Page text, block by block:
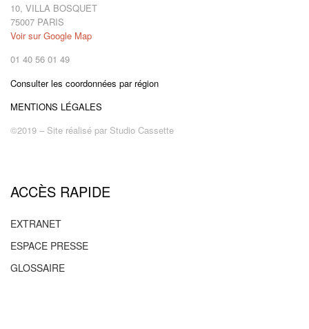
10, VILLA BOSQUET
75007 PARIS
Voir sur Google Map
01 40 56 01 49
Consulter les coordonnées par région
MENTIONS LÉGALES
©2019 – Site réalisé par Studio Cassette
ACCÈS RAPIDE
EXTRANET
ESPACE PRESSE
GLOSSAIRE